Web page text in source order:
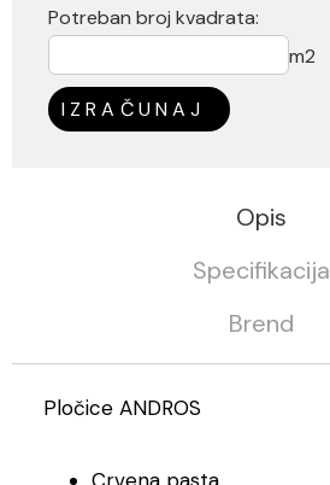
Potreban broj kvadrata:
m2
IZRAČUNAJ
Opis
Specifikacija
Brend
Pločice ANDROS